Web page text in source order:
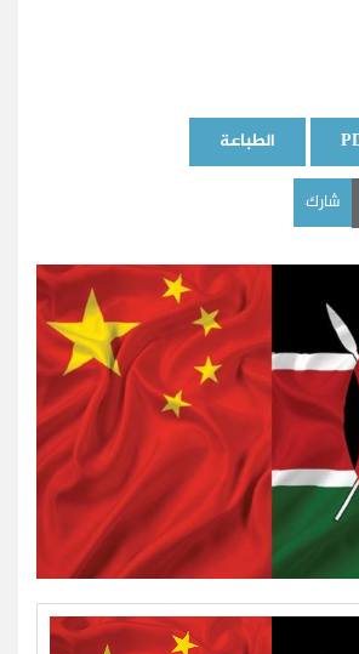
الطباعة
شارك